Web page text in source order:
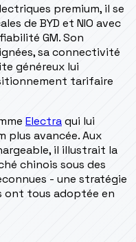
premium, il se
de BYD et NIO avec
GM. Son
sa connectivité
généreux lui
tarifaire
Electraqui lui
plus avancée. Aux
il illustrait la
chinois sous des
- une stratégie
ont tous adoptée en